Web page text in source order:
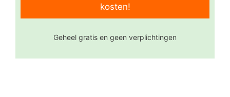
kosten!
Geheel gratis en geen verplichtingen